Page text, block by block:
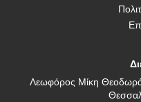
Λεωφόρος Μίκη